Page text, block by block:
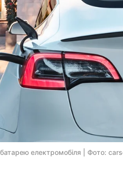
електромобіля | Фото: